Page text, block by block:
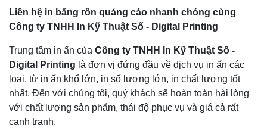
Liên hệ in băng rôn quảng cáo nhanh chóng cùng
Công ty TNHH In Kỹ Thuật Số - Digital Printing
Trung tâm in ấn của Công ty TNHH In Kỹ Thuật Số -
Digital Printing là đơn vị đứng đầu về dịch vụ in ấn các
loại, từ in ấn khổ lớn, in số lượng lớn, in chất lượng tốt
nhất. Đến với chúng tôi, quý khách sẽ hoàn toàn hài lòng
với chất lượng sản phẩm, thái độ phục vụ và giá cả rất
cạnh tranh.